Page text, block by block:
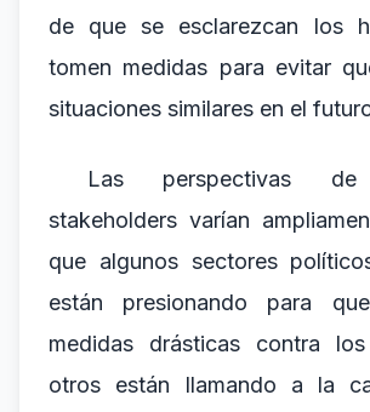
de que se esclarezcan los
tomen medidas para evitar
situaciones similares en el
Las perspectivas de
stakeholders varían
que algunos sectores
están presionando para
medidas drásticas contra
otros están llamando a la